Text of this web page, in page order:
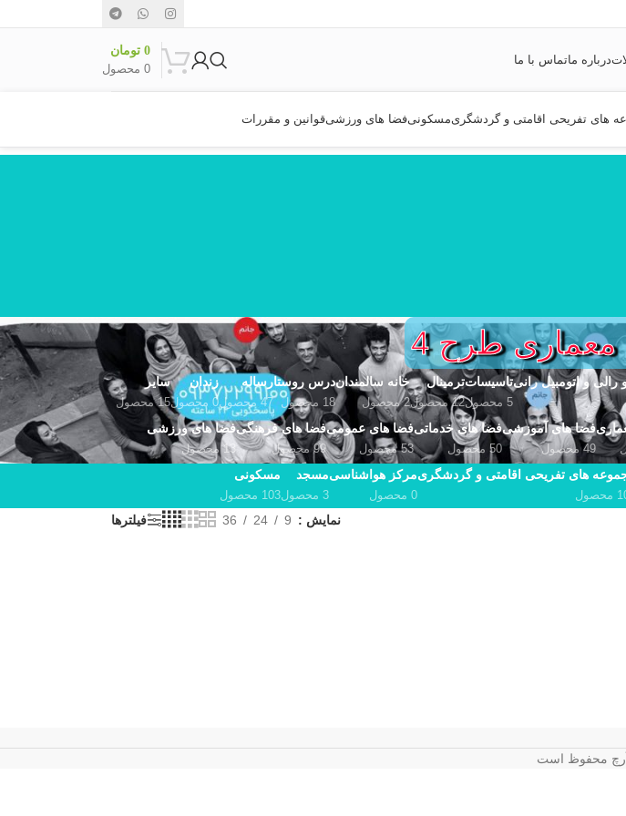
درباره ماتماس با ما
0 محصول
0 تومان
های تفریحی اقامتی و گردشگریمسکونیفضا های ورزشیقوانین و مقررات
معماری طرح 4
و اتومبیل رانیتاسیسات
5 محصول
ترمینال
12 محصول
خانه سالمندان
2 محصول
درس روستا
18 محصول
رساله
47 محصول
زندان
0 محصول
سایر
15 محصول
فضا های آموزشی
49 محصول
فضا های خدماتی
50 محصول
فضا های عمومی
53 محصول
فضا های فرهنگی
99 محصول
فضا های ورزشی
13 محصول
های تفریحی اقامتی و گردشگریمرکز هواشناسی
0 محصول
مسجد
3 محصول
مسکونی
103 محصول
نمایش 9
24
36 فیلترها
آرچ محفوظ است